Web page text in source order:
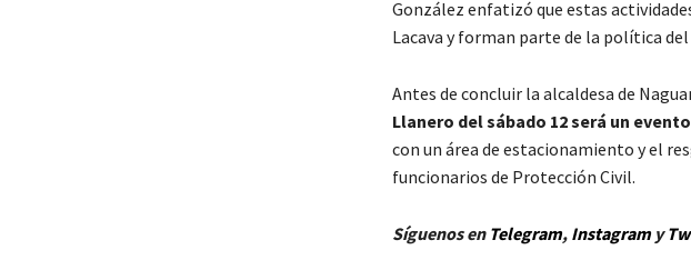
González enfatizó que estas
Lacava y forman parte de la política
Antes de concluir la alcaldesa de
Llanero del sábado 12 será un
con un área de estacionamiento y el
funcionarios de Protección Civil.
Síguenos en Telegram, Instagramy